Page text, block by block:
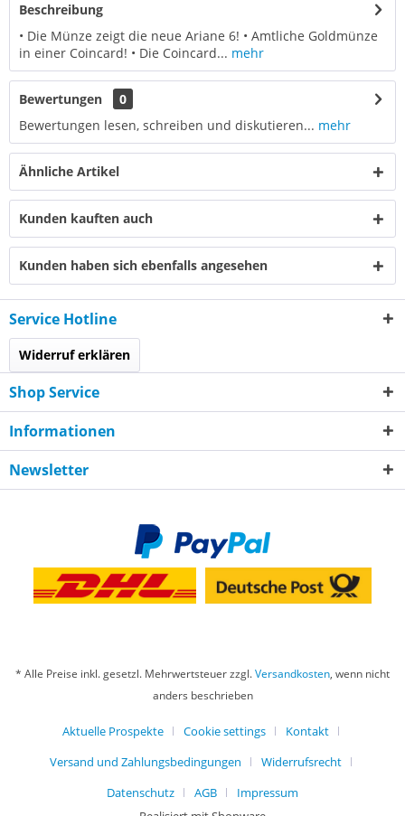
Beschreibung
• Die Münze zeigt die neue Ariane 6! • Amtliche Goldmünze
in einer Coincard! • Die Coincard... mehr
Bewertungen
0
Bewertungen lesen, schreiben und diskutieren... mehr
Ähnliche Artikel
Kunden kauften auch
Kunden haben sich ebenfalls angesehen
Service Hotline
Widerruf erklären
Shop Service
Informationen
Newsletter
* Alle Preise inkl. gesetzl. Mehrwertsteuer zzgl.Versandkosten, wenn nicht
anders beschrieben
Aktuelle Prospekte Cookie settings
Kontakt
Versand und Zahlungsbedingungen
Widerrufsrecht
Datenschutz
AGB
Impressum